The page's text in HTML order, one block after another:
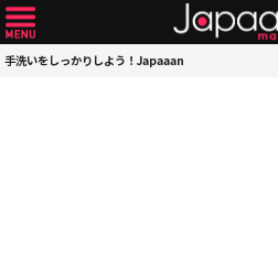
手洗いをしっかりしよう！Japaaan